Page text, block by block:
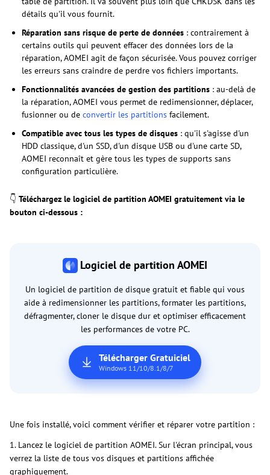
détails qu'il vous fournit.
Réparation sans risque de perte de données : contrairement à
certains outils qui peuvent effacer des données lors de la
réparation, AOMEI agit de façon sécurisée. Vous pouvez corriger
les erreurs sans craindre de perdre vos fichiers importants.
Fonctionnalités avancées de gestion des partitions : au-delà de
la réparation, AOMEI vous permet de redimensionner, déplacer,
fusionner ou de convertir les partitions facilement.
Compatible avec tous les types de disques : qu'il s'agisse d'un
HDD classique, d'un SSD, d'un disque USB ou d'une carte SD,
AOMEI reconnaît et gère tous les types de supports sans
configuration particulière.
👇 Téléchargez le logiciel de partition AOMEI gratuitement via le
bouton ci-dessous :
Logiciel de partition AOMEI
Un logiciel de partition de disque gratuit et fiable qui vous
aide à redimensionner les partitions, formater les partitions,
défragmenter, cloner le disque dur et optimiser efficacement
les performances de votre PC.
Télécharger Gratuiciel
Windows 11/10/8.1/8/7
Une fois installé, voici comment vérifier et réparer votre partition :
1. Lancez le logiciel de partition AOMEI. Sur l'écran principal, vous
verrez la liste de tous vos disques et partitions affichée
graphiquement.